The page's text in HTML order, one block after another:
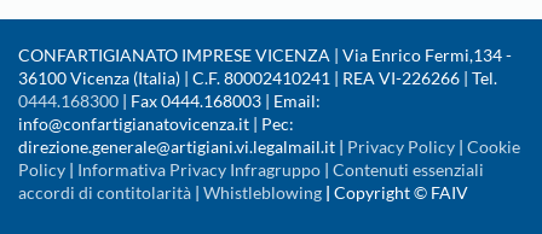
CONFARTIGIANATO IMPRESE VICENZA | Via Enrico Fermi,134 -
36100 Vicenza (Italia) | C.F. 80002410241 | REA VI-226266 | Tel.
0444.168300 | Fax 0444.168003 | Email:
info@confartigianatovicenza.it | Pec:
direzione.generale@artigiani.vi.legalmail.it | Privacy Policy | Cookie
Policy | Informativa Privacy Infragruppo | Contenuti essenziali
accordi di contitolarità | Whistleblowing | Copyright © FAIV